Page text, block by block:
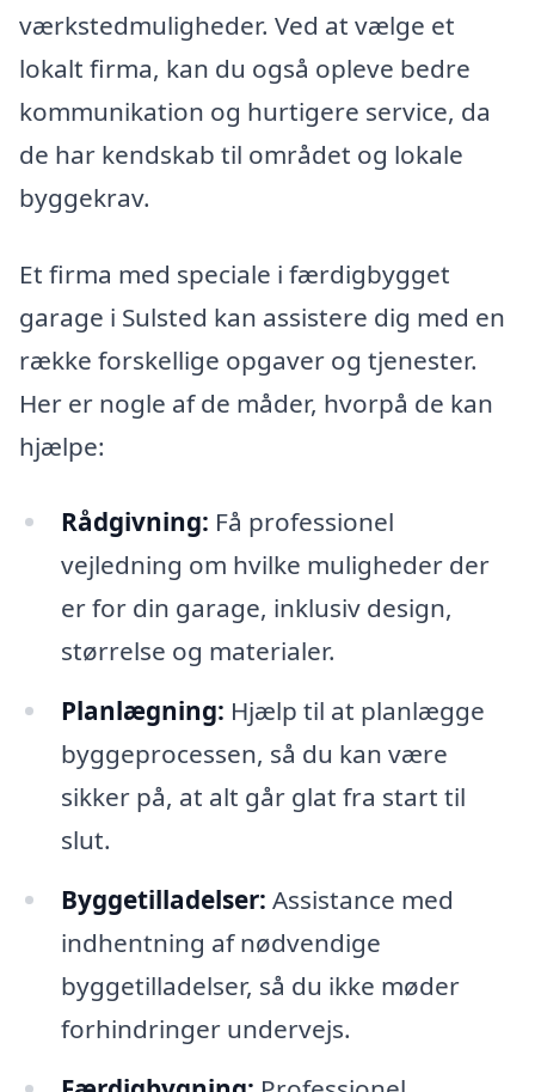
værkstedmuligheder. Ved at vælge et
lokalt firma, kan du også opleve bedre
kommunikation og hurtigere service, da
de har kendskab til området og lokale
byggekrav.
Et firma med speciale i færdigbygget
garage i Sulsted kan assistere dig med en
række forskellige opgaver og tjenester.
Her er nogle af de måder, hvorpå de kan
hjælpe:
Rådgivning: Få professionel
vejledning om hvilke muligheder der
er for din garage, inklusiv design,
størrelse og materialer.
Planlægning: Hjælp til at planlægge
byggeprocessen, så du kan være
sikker på, at alt går glat fra start til
slut.
Byggetilladelser: Assistance med
indhentning af nødvendige
byggetilladelser, så du ikke møder
forhindringer undervejs.